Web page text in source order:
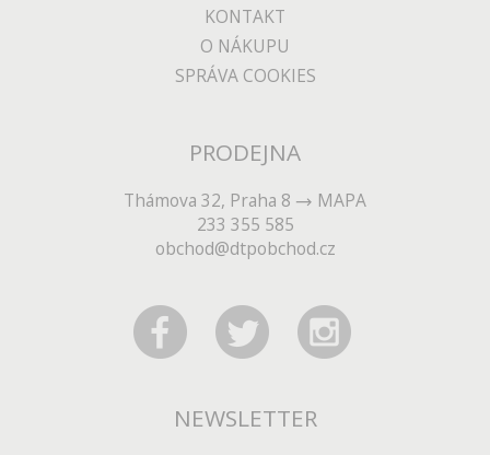
KONTAKT
O NÁKUPU
SPRÁVA COOKIES
PRODEJNA
Thámova 32, Praha 8
MAPA
233 355 585
obchod@dtpobchod.cz
NEWSLETTER